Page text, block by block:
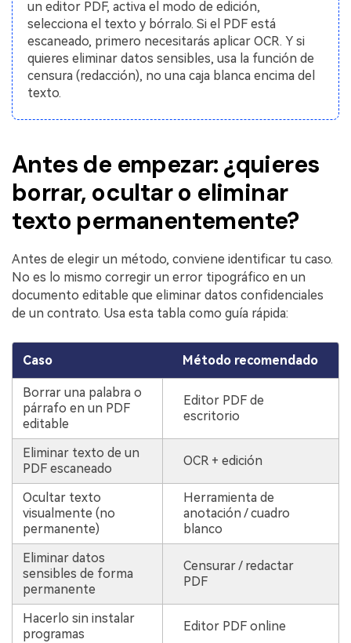
un editor PDF, activa el modo de edición,
selecciona el texto y bórralo. Si el PDF está
escaneado, primero necesitarás aplicar OCR. Y si
quieres eliminar datos sensibles, usa la función de
censura (redacción), no una caja blanca encima del
texto.
Antes de empezar: ¿quieres
borrar, ocultar o eliminar
texto permanentemente?
Antes de elegir un método, conviene identificar tu caso.
No es lo mismo corregir un error tipográfico en un
documento editable que eliminar datos confidenciales
de un contrato. Usa esta tabla como guía rápida:
Caso Método recomendado
Borrar una palabra o
párrafo en un PDF
editable
Editor PDF de
escritorio
Eliminar texto de un
PDF escaneado
OCR + edición
Ocultar texto
visualmente (no
permanente)
Herramienta de
anotación / cuadro
blanco
Eliminar datos
sensibles de forma
permanente
Censurar / redactar
PDF
Hacerlo sin instalar
programas
Editor PDF online